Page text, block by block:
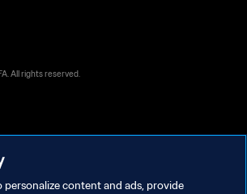
All rights reserved.
personalize content and ads, provide